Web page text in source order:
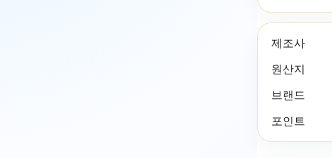
제조사
원산지
브랜드
포인트